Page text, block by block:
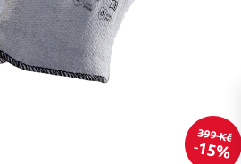
399 Kč
15%